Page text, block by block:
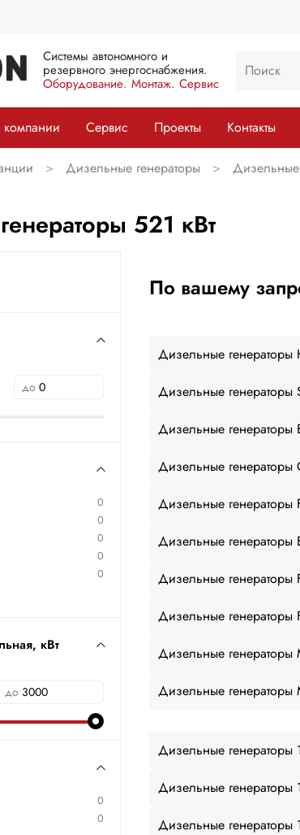
Системы автономного и
резервного энергоснабжения.
Оборудование. Монтаж. Сервис
Сервис Проекты Контакты
Дизельные генераторы Дизельные
521 кВт
По вашему
Дизельные генераторы
Дизельные генераторы
Дизельные генераторы
Дизельные генераторы
Дизельные генераторы
Дизельные генераторы
Дизельные генераторы
Дизельные генераторы
Дизельные
Дизельные генераторы
Дизельные генераторы
Дизельные генераторы
Дизельные генераторы
до
0
0
0
0
0
кВт
до
0
0